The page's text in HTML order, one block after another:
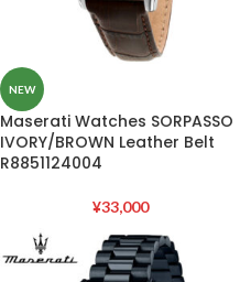
NEW
Maserati Watches SORPASSO
IVORY/BROWN Leather Belt
R8851124004
¥33,000